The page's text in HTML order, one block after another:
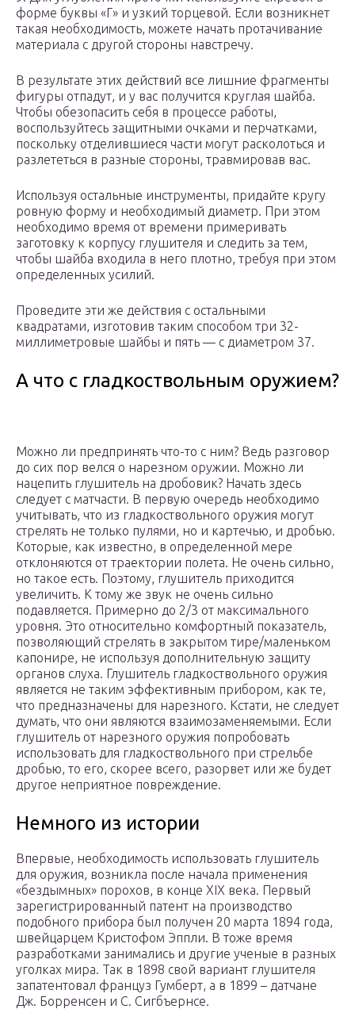
форме буквы «Г» и узкий торцевой. Если возникнет
такая необходимость, можете начать протачивание
материала с другой стороны навстречу.
В результате этих действий все лишние фрагменты
фигуры отпадут, и у вас получится круглая шайба.
Чтобы обезопасить себя в процессе работы,
воспользуйтесь защитными очками и перчатками,
поскольку отделившиеся части могут расколоться и
разлететься в разные стороны, травмировав вас.
Используя остальные инструменты, придайте кругу
ровную форму и необходимый диаметр. При этом
необходимо время от времени примеривать
заготовку к корпусу глушителя и следить за тем,
чтобы шайба входила в него плотно, требуя при этом
определенных усилий.
Проведите эти же действия с остальными
квадратами, изготовив таким способом три 32-
миллиметровые шайбы и пять — с диаметром 37.
А что с гладкоствольным оружием?
Можно ли предпринять что-то с ним? Ведь разговор
до сих пор велся о нарезном оружии. Можно ли
нацепить глушитель на дробовик? Начать здесь
следует с матчасти. В первую очередь необходимо
учитывать, что из гладкоствольного оружия могут
стрелять не только пулями, но и картечью, и дробью.
Которые, как известно, в определенной мере
отклоняются от траектории полета. Не очень сильно,
но такое есть. Поэтому, глушитель приходится
увеличить. К тому же звук не очень сильно
подавляется. Примерно до 2/3 от максимального
уровня. Это относительно комфортный показатель,
позволяющий стрелять в закрытом тире/маленьком
капонире, не используя дополнительную защиту
органов слуха. Глушитель гладкоствольного оружия
является не таким эффективным прибором, как те,
что предназначены для нарезного. Кстати, не следует
думать, что они являются взаимозаменяемыми. Если
глушитель от нарезного оружия попробовать
использовать для гладкоствольного при стрельбе
дробью, то его, скорее всего, разорвет или же будет
другое неприятное повреждение.
Немного из истории
Впервые, необходимость использовать глушитель
для оружия, возникла после начала применения
«бездымных» порохов, в конце XIX века. Первый
зарегистрированный патент на производство
подобного прибора был получен 20 марта 1894 года,
швейцарцем Кристофом Эппли. В тоже время
разработками занимались и другие ученые в разных
уголках мира. Так в 1898 свой вариант глушителя
запатентовал француз Гумберт, а в 1899 – датчане
Дж. Борренсен и С. Сигбъернсе.